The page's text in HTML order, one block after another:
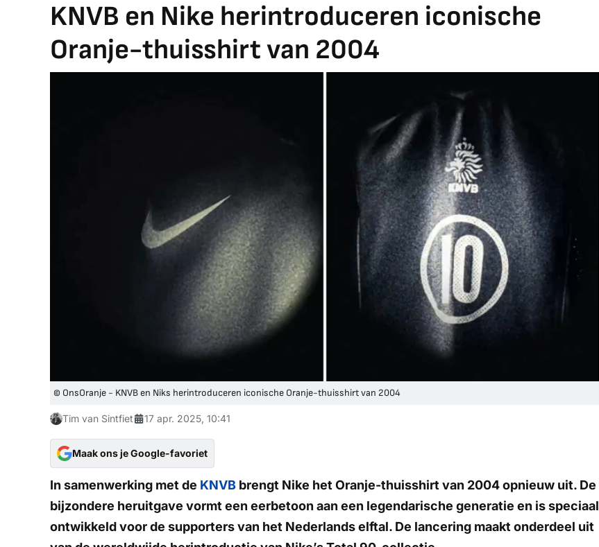
KNVB en Nike herintroduceren iconische
Oranje-thuisshirt van 2004
© OnsOranje - KNVB en Niks herintroduceren iconische Oranje-thuisshirt van 2004
Tim van Sintfiet 17 apr. 2025, 10:41
Maak ons je Google-favoriet
In samenwerking met de KNVB brengt Nike het Oranje-thuisshirt van 2004 opnieuw uit. De
bijzondere heruitgave vormt een eerbetoon aan een legendarische generatie en is speciaal
ontwikkeld voor de supporters van het Nederlands elftal. De lancering maakt onderdeel uit